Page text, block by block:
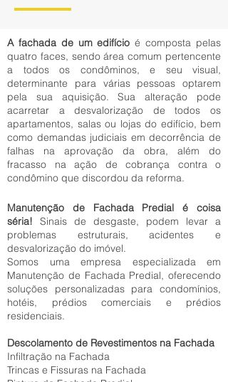
A fachada de um edifício é composta pelas
quatro faces, sendo área comum pertencente
a todos os condôminos, e seu visual,
determinante para várias pessoas optarem
pela sua aquisição. Sua alteração pode
acarretar a desvalorização de todos os
apartamentos, salas ou lojas do edifício, bem
como demandas judiciais em decorrência de
falhas na aprovação da obra, além do
fracasso na ação de cobrança contra o
condômino que discordou da reforma.
Manutenção de Fachada Predial é coisa
séria! Sinais de desgaste, podem levar a
problemas estruturais, acidentes e
desvalorização do imóvel.
Somos uma empresa especializada em
Manutenção de Fachada Predial, oferecendo
soluções personalizadas para condomínios,
hotéis, prédios comerciais e prédios
residenciais.
Descolamento de Revestimentos na Fachada
Infiltração na Fachada
Trincas e Fissuras na Fachada